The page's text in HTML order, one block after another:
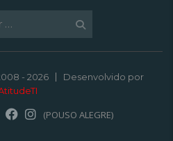
- 2026
Desenvolvido por
(POUSO ALEGRE)